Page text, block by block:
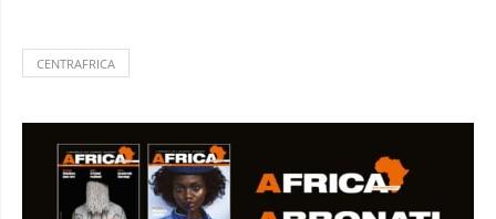
CENTRAFRICA